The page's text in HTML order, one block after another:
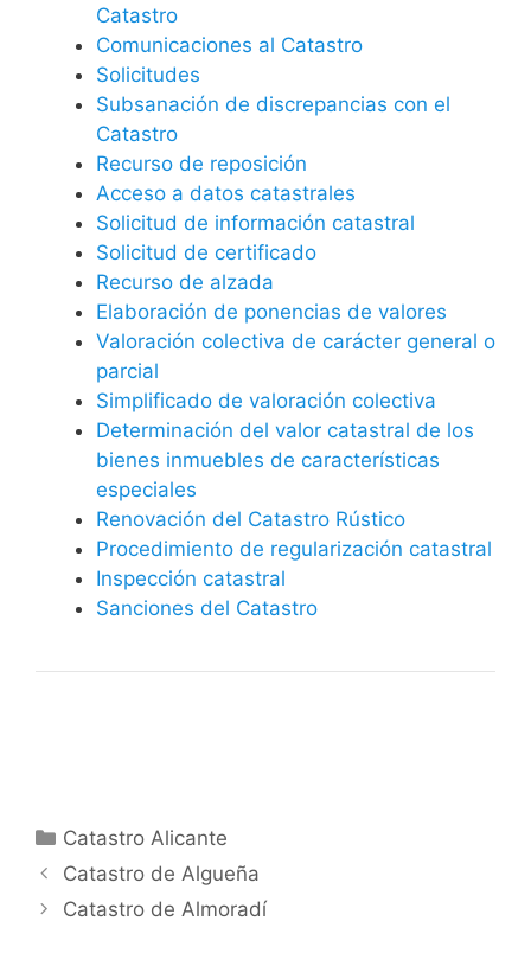
Catastro
Comunicaciones al Catastro
Solicitudes
Subsanación de discrepancias con el
Catastro
Recurso de reposición
Acceso a datos catastrales
Solicitud de información catastral
Solicitud de certificado
Recurso de alzada
Elaboración de ponencias de valores
Valoración colectiva de carácter general o
parcial
Simplificado de valoración colectiva
Determinación del valor catastral de los
bienes inmuebles de características
especiales
Renovación del Catastro Rústico
Procedimiento de regularización catastral
Inspección catastral
Sanciones del Catastro
Categorías
Catastro Alicante
Catastro de Algueña
Catastro de Almoradí